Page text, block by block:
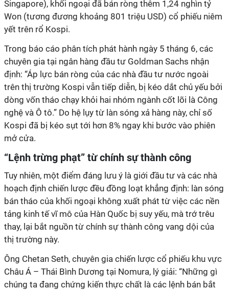
Singapore), khối ngoại đã bán ròng thêm 1,24 nghìn tỷ
Won (tương đương khoảng 801 triệu USD) cổ phiếu niêm
yết trên rổ Kospi.
Trong báo cáo phân tích phát hành ngày 5 tháng 6, các
chuyên gia tại ngân hàng đầu tư Goldman Sachs nhận
định: “Áp lực bán ròng của các nhà đầu tư nước ngoài
trên thị trường Kospi vẫn tiếp diễn, bị kéo dắt chủ yếu bởi
dòng vốn tháo chạy khỏi hai nhóm ngành cốt lõi là Công
nghệ và Ô tô.” Do hệ lụy từ làn sóng xả hàng này, chỉ số
Kospi đã bị kéo sụt tới hơn 8% ngay khi bước vào phiên
mở cửa.
“Lệnh trừng phạt” từ chính sự thành công
Tuy nhiên, một điểm đáng lưu ý là giới đầu tư và các nhà
hoạch định chiến lược đều đồng loạt khẳng định: làn sóng
bán tháo của khối ngoại không xuất phát từ việc các nền
tảng kinh tế vĩ mô của Hàn Quốc bị suy yếu, mà trớ trêu
thay, lại bắt nguồn từ chính sự thành công vang dội của
thị trường này.
Ông Chetan Seth, chuyên gia chiến lược cổ phiếu khu vực
Châu Á – Thái Bình Dương tại Nomura, lý giải: “Những gì
chúng ta đang chứng kiến thực chất là các lệnh bán bắt